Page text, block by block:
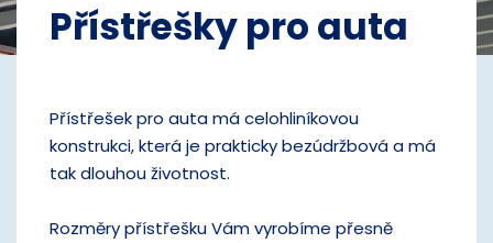
Přístřešky pro auta
Přístřešek pro auta má celohliníkovou
konstrukci, která je prakticky bezúdržbová a má
tak dlouhou životnost.
Rozměry přístřešku Vám vyrobíme přesně